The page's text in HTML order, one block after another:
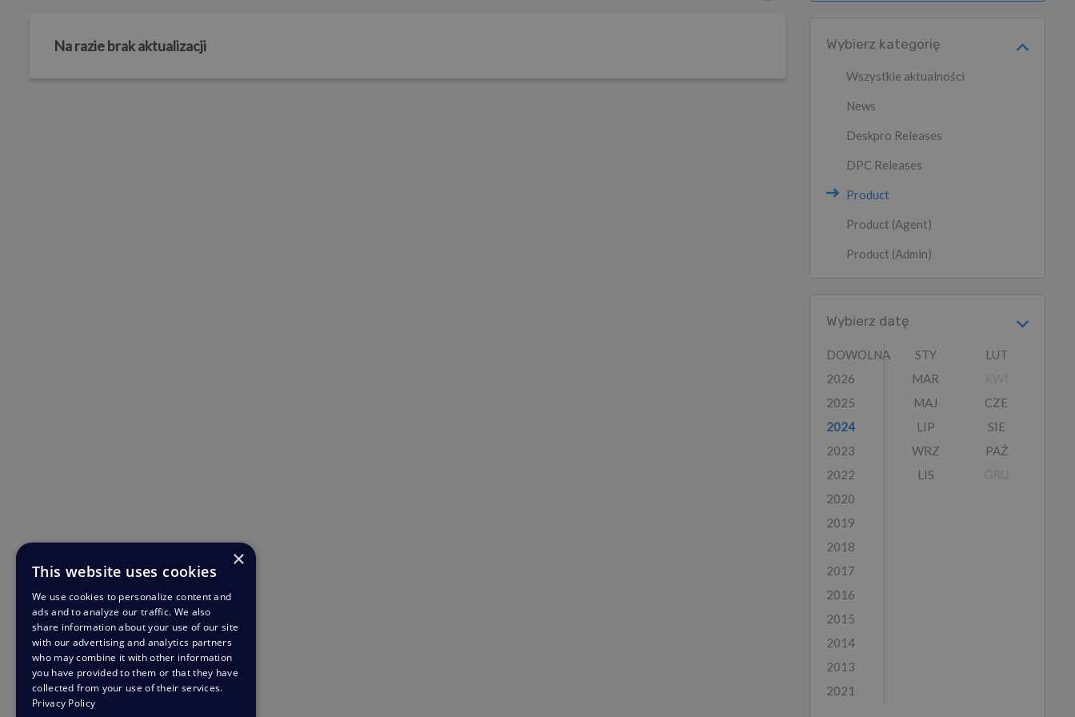
Na razie brak aktualizacji Wybierz kategorię
Wszystkie aktualności
News
Deskpro Releases
DPC Releases
Product
Product (Agent)
Product (Admin)
Wybierz datę
DOWOLNA
2026
2025
2024
2023
2022
2020
2019
2018
2017
2016
2015
2014
2013
2021
STY
LUT
MAR
MAJ
CZE
LIP
SIE
WRZ
PAŹ
LIS
×
This website uses cookies
We use cookies to personalize content and
ads and to analyze our traffic. We also
share information about your use of our site
with our advertising and analytics partners
who may combine it with other information
you have provided to them or that they have
collected from your use of their services.
Privacy Policy